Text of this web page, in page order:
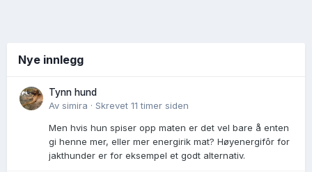
Nye innlegg
Tynn hund
Av simira · Skrevet 11 timer siden
Men hvis hun spiser opp maten er det vel bare å enten
gi henne mer, eller mer energirik mat? Høyenergifôr for
jakthunder er for eksempel et godt alternativ.